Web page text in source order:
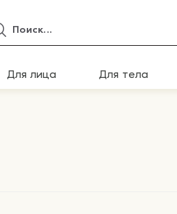
Для лица Для тела